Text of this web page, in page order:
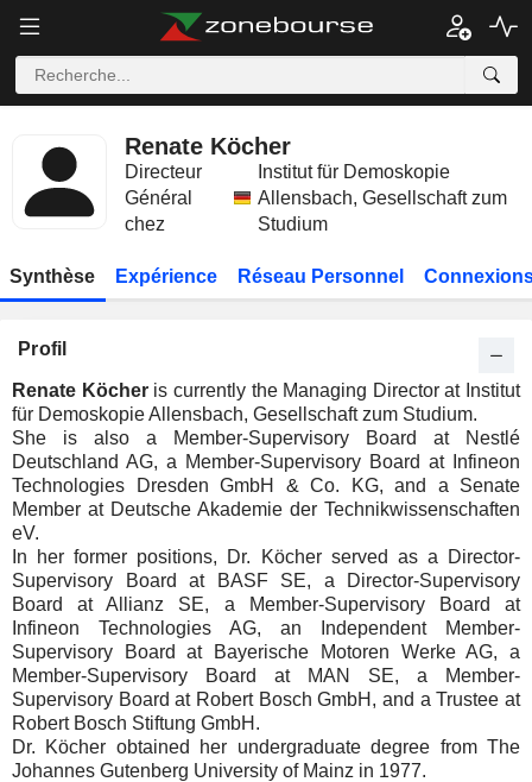
Renate Köcher
Directeur
Général
chez
Institut für Demoskopie
Allensbach, Gesellschaft zum
Studium
Synthèse Expérience Réseau Personnel
Profil
Renate Köcheris currently the Managing Director at Institut
für Demoskopie Allensbach, Gesellschaft zum Studium.
She is also a Member-Supervisory Board at Nestlé
Deutschland AG, a Member-Supervisory Board at Infineon
Technologies Dresden GmbH & Co. KG, and a Senate
Member at Deutsche Akademie der Technikwissenschaften
eV.
In her former positions, Dr. Köcher served as a Director-
Supervisory Board at BASF SE, a Director-Supervisory
Board at Allianz SE, a Member-Supervisory Board at
Infineon Technologies AG, an Independent Member-
Supervisory Board at Bayerische Motoren Werke AG, a
Member-Supervisory Board at MAN SE, a Member-
Supervisory Board at Robert Bosch GmbH, and a Trustee at
Robert Bosch Stiftung GmbH.
Dr. Köcher obtained her undergraduate degree from The
Johannes Gutenberg University of Mainz in 1977.